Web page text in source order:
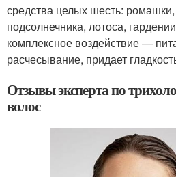
средства целых шесть:
подсолнечника, лотоса,
комплексное воздействие —
расчесывание, придает
Отзывы эксперта по
волос